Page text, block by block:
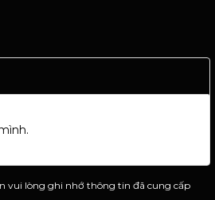
vui lòng ghi nhớ thông tin đã cung cấp